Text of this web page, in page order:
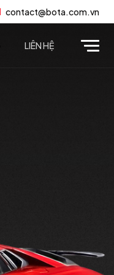
contact@bota.com.vn
LIÊN HỆ